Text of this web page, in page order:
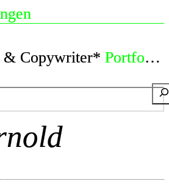
& Copywriter* Portfolio